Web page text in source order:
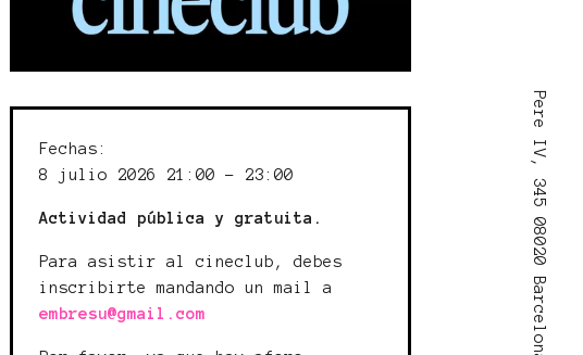
Pere IV, 345 08020 Barcelona
Fechas:
8 julio 2026 21:00 - 23:00
Actividad pública y gratuita.
Para asistir al cineclub, debes
inscribirte mandando un mail a
embresu@gmail.com